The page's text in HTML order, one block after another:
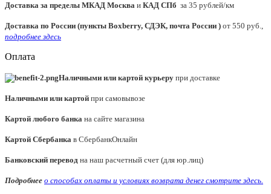
Доставка за пределы МКАД Москва и КАД СПб за 35 рублей/км
Доставка по России (пункты Boxberry, СДЭК, почта России ) от 550 руб.,
подробнее здесь
Оплата
Наличными или картой курьеру при доставке
Наличными или картой при самовывозе
Картой любого банка на сайте магазина
Картой Сбербанка в СбербанкОнлайн
Банковский перевод на наш расчетный счет (для юр.лиц)
Подробнее о способах оплаты и условиях возврата денег смотрите здесь.